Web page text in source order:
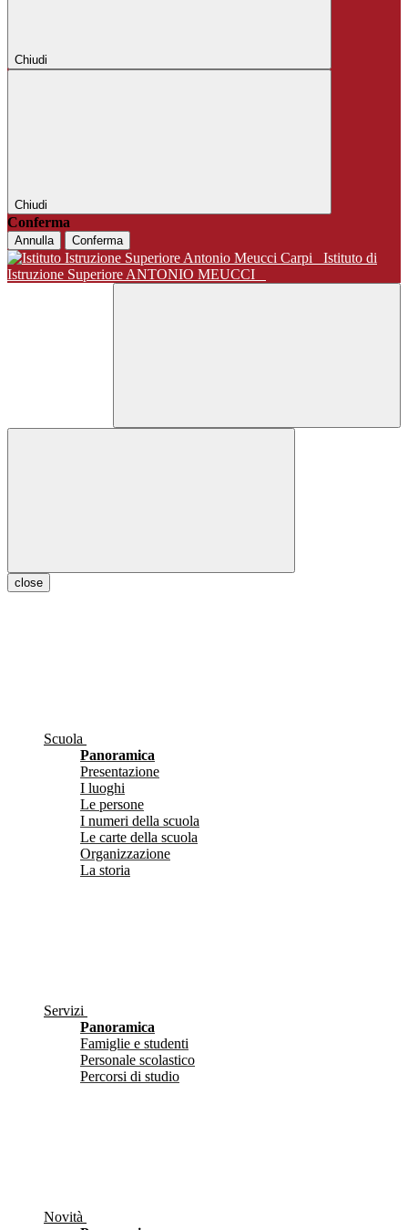
Chiudi
Chiudi
Conferma
Annulla Conferma
Istituto di
Istruzione Superiore ANTONIO MEUCCI
close
Scuola
Panoramica
Presentazione
I luoghi
Le persone
I numeri della scuola
Le carte della scuola
Organizzazione
La storia
Servizi
Panoramica
Famiglie e studenti
Personale scolastico
Percorsi di studio
Novità